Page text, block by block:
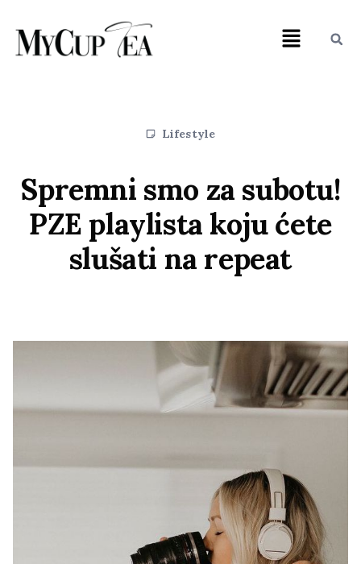
Lifestyle
Spremni smo za subotu!
PZE playlista koju ćete
slušati na repeat